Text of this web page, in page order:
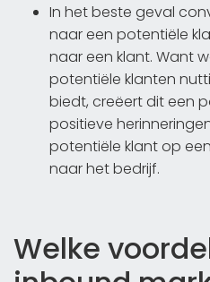
In het beste geval
naar een potentiële
naar een klant. Want
potentiële klanten
biedt, creëert dit een
positieve
potentiële klant op
naar het bedrijf.
Welke